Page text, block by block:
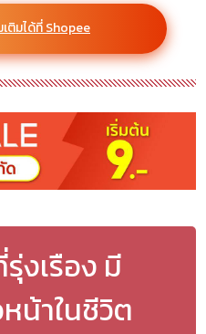
ติมได้ที่ Shopee
งเรือง มี
น้าในชีวิต